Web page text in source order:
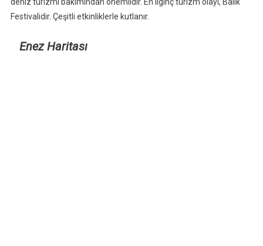
Festivalidir. Çeşitli etkinliklerle kutlanır.
Enez Haritası